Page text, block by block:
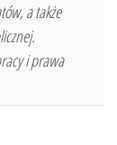
a także
i prawa